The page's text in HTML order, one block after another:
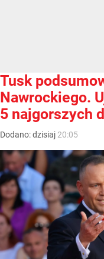
Tusk
Nawrockiego.
5 najgorszych
Dodano:dzisiaj 20:05